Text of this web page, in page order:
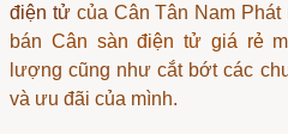
điện tửcủa Cân Tân Nam Phát
bán Cân sàn điện tử giá rẻ
lượng cũng như cắt bớt các
và ưu đãi của mình.